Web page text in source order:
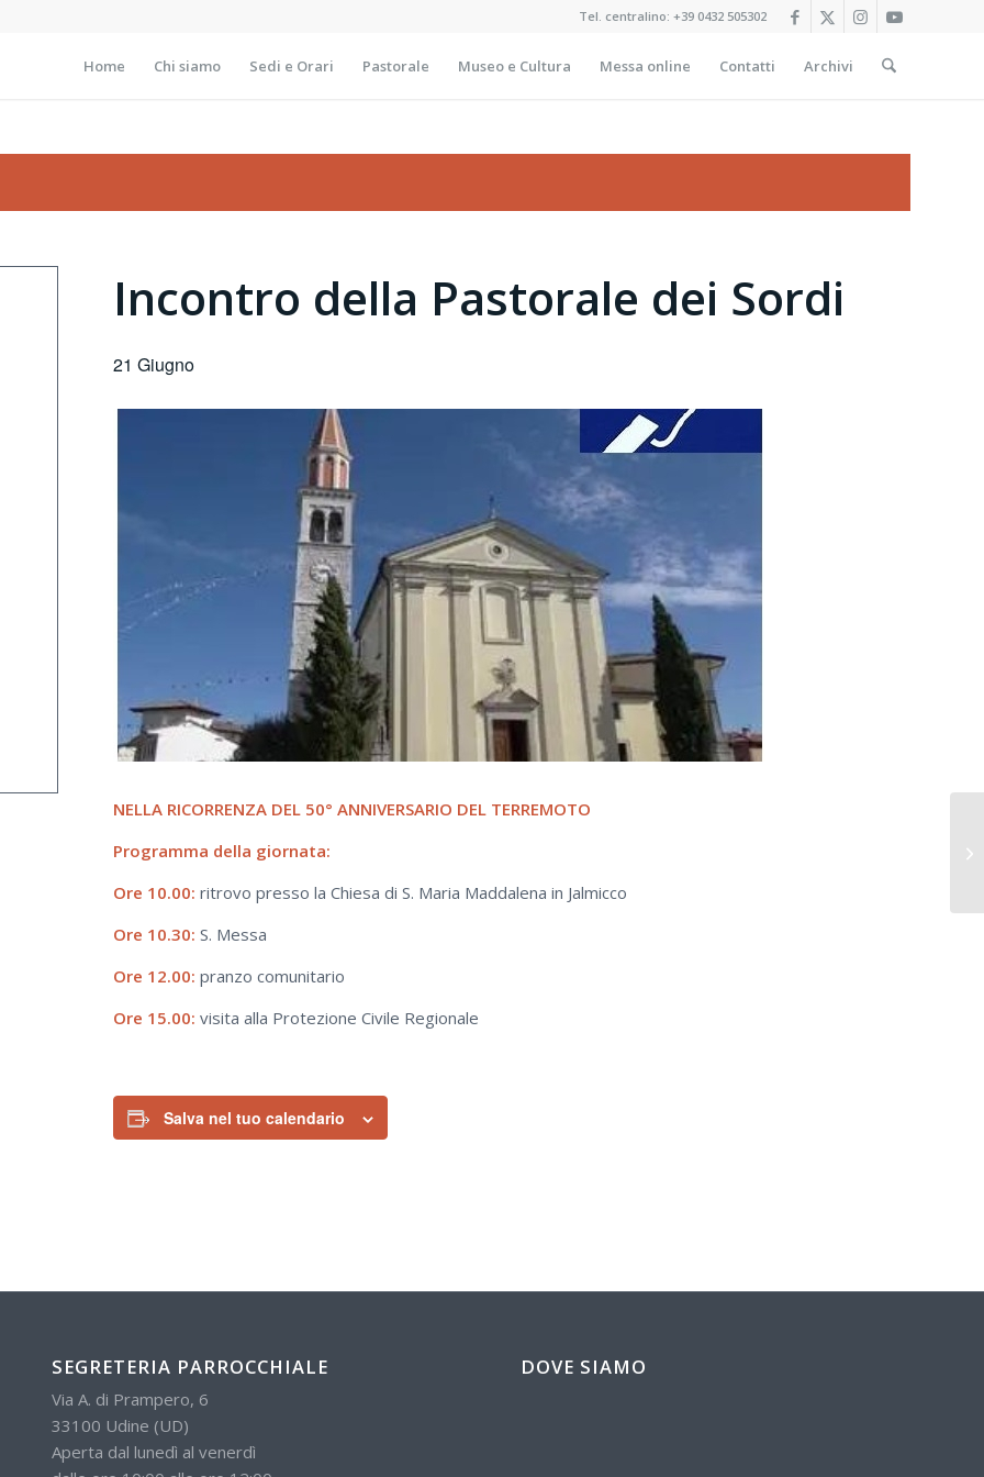
Tel. centralino: +39 0432 505302
Home Chi siamo Sedi e Orari Pastorale Museo e Cultura Messa online Contatti Archivi
Incontro della Pastorale dei Sordi
21 Giugno
NELLA RICORRENZA DEL 50° ANNIVERSARIO DEL TERREMOTO
Programma della giornata:
Ore 10.00: ritrovo presso la Chiesa di S. Maria Maddalena in Jalmicco
Ore 10.30: S. Messa
Ore 12.00: pranzo comunitario
Ore 15.00: visita alla Protezione Civile Regionale
Salva nel tuo calendario
SEGRETERIA PARROCCHIALE
Via A. di Prampero, 6
33100 Udine (UD)
Aperta dal lunedì al venerdì
DOVE SIAMO